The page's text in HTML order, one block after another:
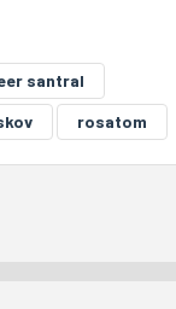
santral
rosatom